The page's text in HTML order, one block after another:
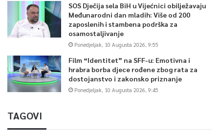
SOS Dječija sela BiH u Vijećnici obilježavaju
Međunarodni dan mladih: Više od 200
zaposlenih i stambena podrška za
osamostaljivanje
Ponedjeljak, 10 Augusta 2026, 9:55
Film “Identitet” na SFF-u: Emotivna i
hrabra borba djece rođene zbog rata za
dostojanstvo i zakonsko priznanje
Ponedjeljak, 10 Augusta 2026, 9:45
TAGOVI